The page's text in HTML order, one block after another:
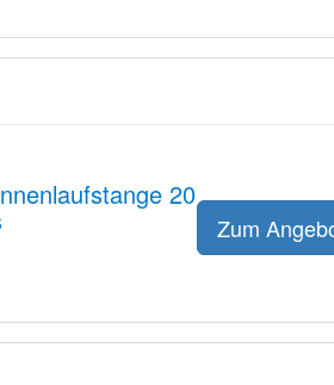
20
Zum